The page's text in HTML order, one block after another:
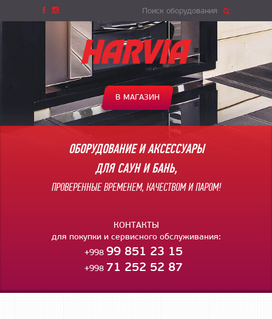
Поиск оборудования
В МАГАЗИН
ОБОРУДОВАНИЕ И АКСЕССУАРЫ
ДЛЯ САУН И БАНЬ,
ПРОВЕРЕННЫЕ ВРЕМЕНЕМ, КАЧЕСТВОМ И ПАРОМ!
КОНТАКТЫ
для покупки и сервисного обслуживания:
+998 99 851 23 15
+998 71 252 52 87